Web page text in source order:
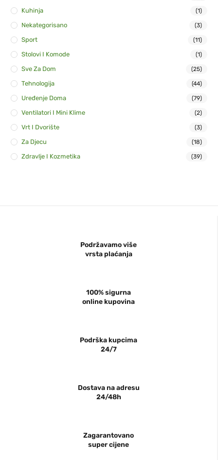
Kuhinja (1)
Nekategorisano (3)
Sport (11)
Stolovi I Komode (1)
Sve Za Dom (25)
Tehnologija (44)
Uređenje Doma (79)
Ventilatori I Mini Klime (2)
Vrt I Dvorište (3)
Za Djecu (18)
Zdravlje I Kozmetika (39)
Podržavamo više
vrsta plaćanja
100% sigurna
online kupovina
Podrška kupcima
24/7
Dostava na adresu
24/48h
Zagarantovano
super cijene